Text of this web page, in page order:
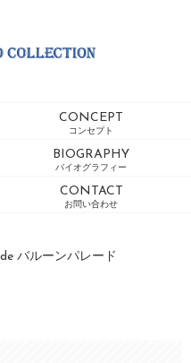
CONCEPT
コンセプト
BIOGRAPHY
バイオグラフィー
CONTACT
お問い合わせ
バルーンパレード